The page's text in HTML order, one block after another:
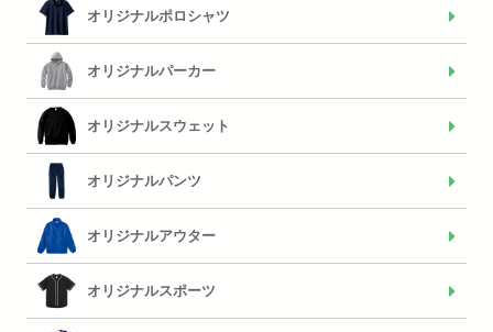
オリジナルポロシャツ
オリジナルパーカー
オリジナルスウェット
オリジナルパンツ
オリジナルアウター
オリジナルスポーツ